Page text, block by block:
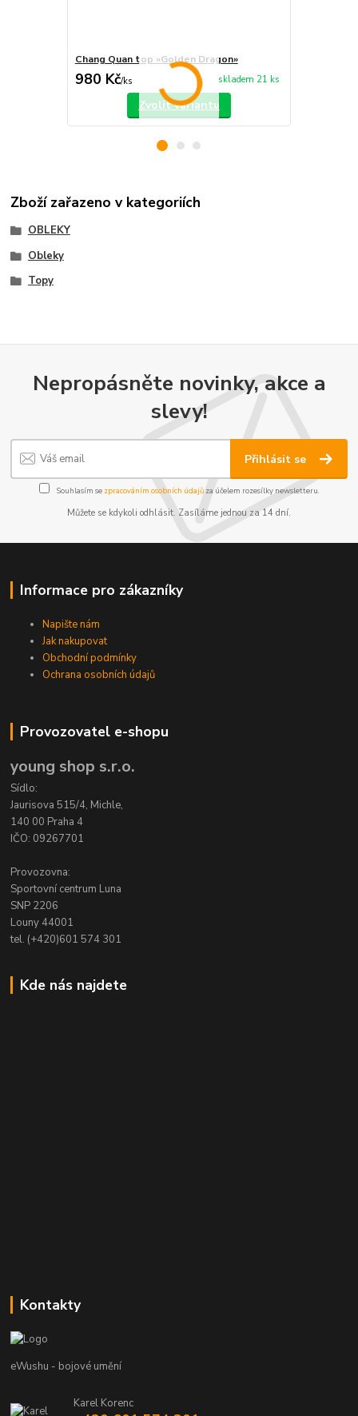
Chang Quan top «Golden Dragon»
980 Kč/ks skladem 21 ks
Zvolit variantu
Zboží zařazeno v kategoriích
OBLEKY
Obleky
Topy
Nepropásněte novinky, akce a
slevy!
Přihlásit se
Souhlasím se zpracováním osobních údajůza účelem rozesílky newsletteru.
Můžete se kdykoli odhlásit. Zasíláme jednou za 14 dní.
Informace pro zákazníky
Napište nám
Jak nakupovat
Obchodní podmínky
Ochrana osobních údajů
Provozovatel e-shopu
young shop s.r.o.
Sídlo:
Jaurisova 515/4, Michle,
140 00 Praha 4
IČO: 09267701
Provozovna:
Sportovní centrum Luna
SNP 2206
Louny 44001
tel. (+420)601 574 301
Kde nás najdete
Kontakty
eWushu - bojové umění
Karel Korenc